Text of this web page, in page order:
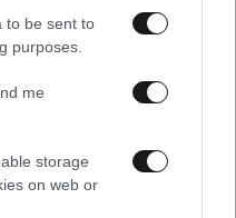
to be sent to
purposes.
me
storage
on web or